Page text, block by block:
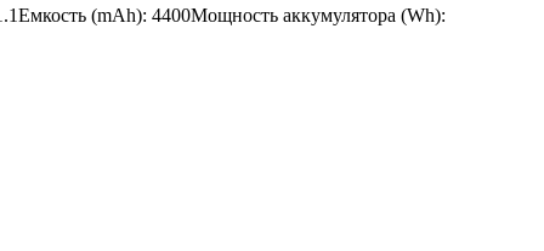
(mAh): 4400Мощность аккумулятора (Wh):